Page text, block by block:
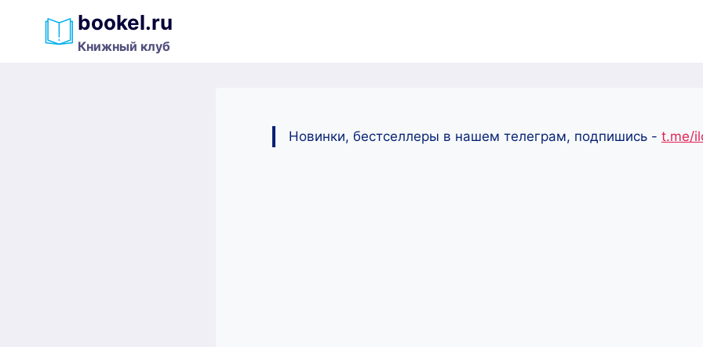
содержимому
bookel.ru
Книжный клуб
Новинки, бестселлеры в нашем телеграм, подпишись - t.me/